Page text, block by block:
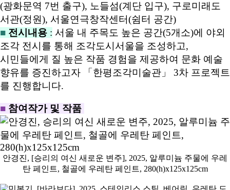
(광화문역 7번 출구), 노들섬(계단 입구), 구로미래도
서관(정원), 서울연극창작센터(쉼터 공간)
■ 전시내용 : 서울 내 주목도 높은 공간(5개소)에 야외
조각 전시를 통해 조각도시서울을 조성하고,
시민들에게 질 높은 작품 경험을 제공하여 문화 예술
향유를 증진하고자 「한평조각미술관」 3차 프로젝트
를 진행합니다.
■ 참여작가 및 작품
안경진, [승리의 여신 새로운 변주], 2025, 알루미늄 주물에 우레
탄 페인트, 철골에 우레탄 페인트, 280(h)x125x125cm